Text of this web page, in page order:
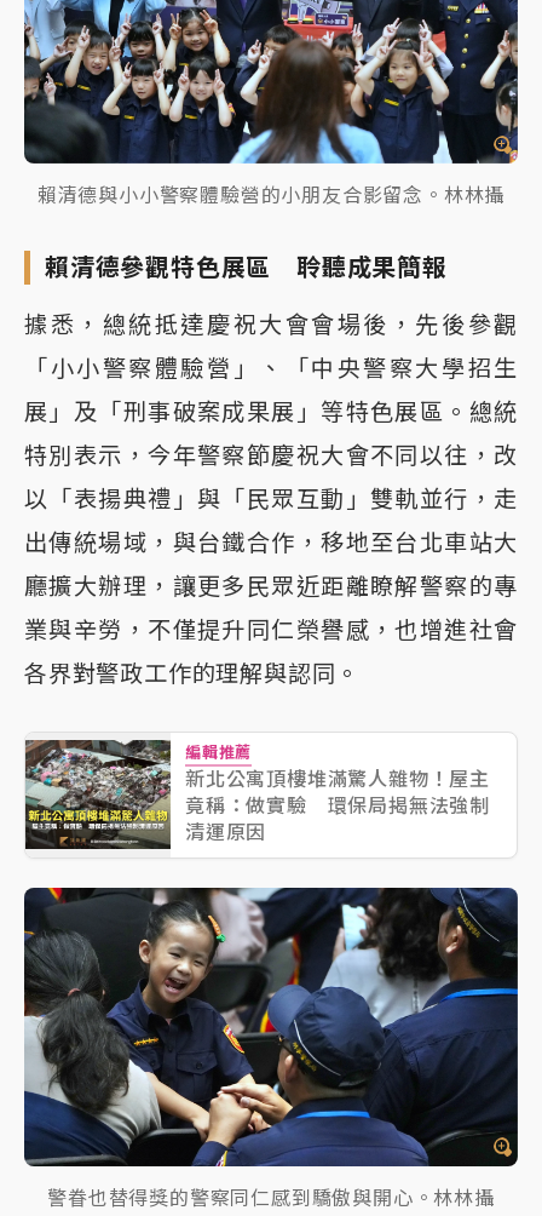
賴清德與小小警察體驗營的小朋友合影留念。林林攝
賴清德參觀特色展區 聆聽成果簡報
據悉，總統抵達慶祝大會會場後，先後參觀
「小小警察體驗營」、「中央警察大學招生
展」及「刑事破案成果展」等特色展區。總統
特別表示，今年警察節慶祝大會不同以往，改
以「表揚典禮」與「民眾互動」雙軌並行，走
出傳統場域，與台鐵合作，移地至台北車站大
廳擴大辦理，讓更多民眾近距離瞭解警察的專
業與辛勞，不僅提升同仁榮譽感，也增進社會
各界對警政工作的理解與認同。
編輯推薦
新北公寓頂樓堆滿驚人雜物！屋主
竟稱：做實驗 環保局揭無法強制
清運原因
警眷也替得獎的警察同仁感到驕傲與開心。林林攝